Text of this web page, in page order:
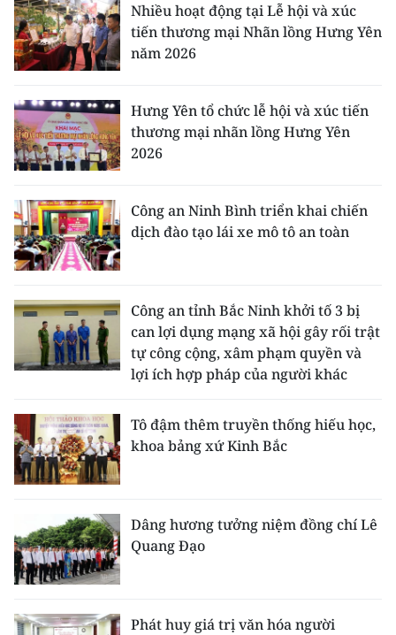
Nhiều hoạt động tại Lễ hội và xúc
tiến thương mại Nhãn lồng Hưng Yên
năm 2026
Hưng Yên tổ chức lễ hội và xúc tiến
thương mại nhãn lồng Hưng Yên
2026
Công an Ninh Bình triển khai chiến
dịch đào tạo lái xe mô tô an toàn
Công an tỉnh Bắc Ninh khởi tố 3 bị
can lợi dụng mạng xã hội gây rối trật
tự công cộng, xâm phạm quyền và
lợi ích hợp pháp của người khác
Tô đậm thêm truyền thống hiếu học,
khoa bảng xứ Kinh Bắc
Dâng hương tưởng niệm đồng chí Lê
Quang Đạo
Phát huy giá trị văn hóa người